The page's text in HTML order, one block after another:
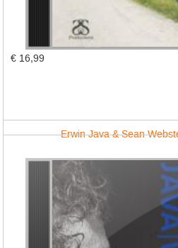
€ 16,99
Erwin Java & Sean